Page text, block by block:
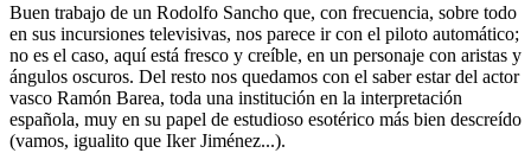
Buen trabajo de un Rodolfo Sancho que, con frecuencia, sobre todo
en sus incursiones televisivas, nos parece ir con el piloto automático;
no es el caso, aquí está fresco y creíble, en un personaje con aristas y
ángulos oscuros. Del resto nos quedamos con el saber estar del actor
vasco Ramón Barea, toda una institución en la interpretación
española, muy en su papel de estudioso esotérico más bien descreído
(vamos, igualito que Iker Jiménez...).